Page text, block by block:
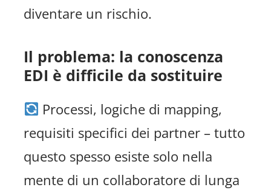
diventare un rischio.
Il problema: la conoscenza
EDI è difficile da sostituire
Processi, logiche di mapping,
requisiti specifici dei partner – tutto
questo spesso esiste solo nella
mente di un collaboratore di lunga